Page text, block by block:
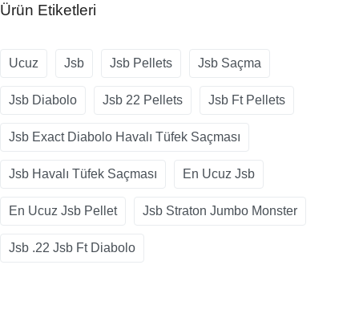
Ürün Etiketleri
Ucuz Jsb Jsb Pellets Jsb Saçma
Jsb Diabolo Jsb 22 Pellets Jsb Ft Pellets
Jsb Exact Diabolo Havalı Tüfek Saçması
Jsb Havalı Tüfek Saçması En Ucuz Jsb
En Ucuz Jsb Pellet Jsb Straton Jumbo Monster
Jsb .22 Jsb Ft Diabolo